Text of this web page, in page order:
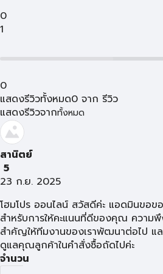
0
1
0
แสดงรีวิวทั้งหมด0 จาก รีวิว
แสดงรีวิวจากทั้งหมด
สานิตย์
5
23 ก.ย. 2025
โฮมโปร ออนไลน์ สวัสดีค่ะ แอดมินขอ
สำหรับการให้คะแนนที่ดีของคุณ ความ
สำคัญให้ทีมงานของเราพัฒนาต่อไป แล
ดูแลคุณลูกค้าในคำสั่งซื้อถัดไปค่ะ
จำนวน